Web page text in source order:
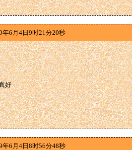
年6月4日9时21分20秒
好
年6月4日8时56分48秒